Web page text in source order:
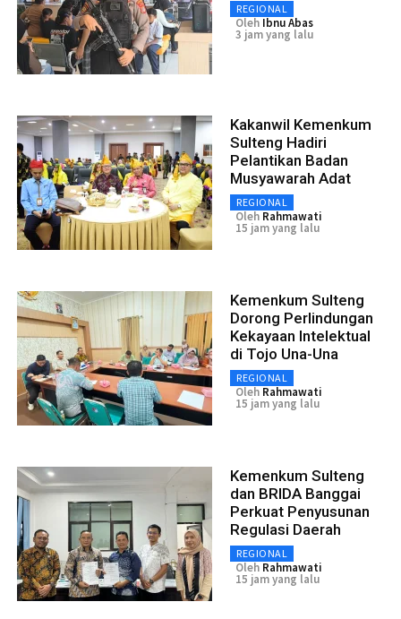
REGIONAL
Oleh Ibnu Abas
3 jam yang lalu
Kakanwil Kemenkum
Sulteng Hadiri
Pelantikan Badan
Musyawarah Adat
REGIONAL
Oleh Rahmawati
15 jam yang lalu
Kemenkum Sulteng
Dorong Perlindungan
Kekayaan Intelektual
di Tojo Una-Una
REGIONAL
Oleh Rahmawati
15 jam yang lalu
Kemenkum Sulteng
dan BRIDA Banggai
Perkuat Penyusunan
Regulasi Daerah
REGIONAL
Oleh Rahmawati
15 jam yang lalu